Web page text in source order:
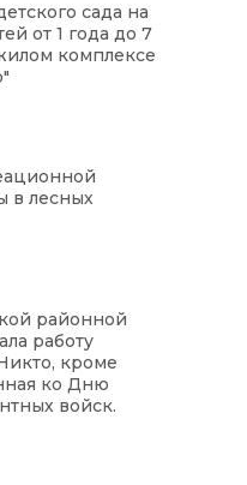
сада на
от 1 года до 7
комплексе
в лесных
районной
работу
кроме
ко Дню
войск.